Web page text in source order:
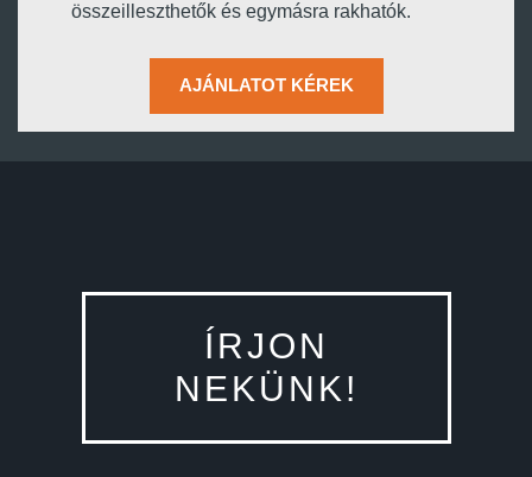
összeilleszthetők és egymásra rakhatók.
AJÁNLATOT KÉREK
ÍRJON
NEKÜNK!